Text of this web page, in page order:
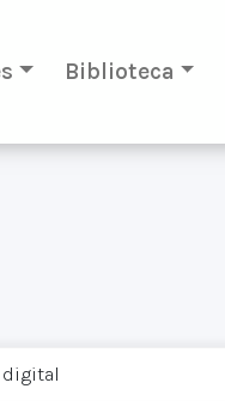
Biblioteca
digital